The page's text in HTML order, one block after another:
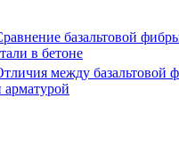
базальтовой
в бетоне
между базальтовой
арматурой